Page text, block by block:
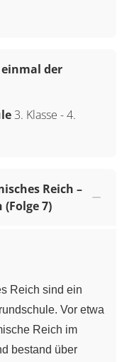
einmal der
3. Klasse -4.
Reich –
7)
Reich sind ein
Vor etwa
Reich im
bestand über